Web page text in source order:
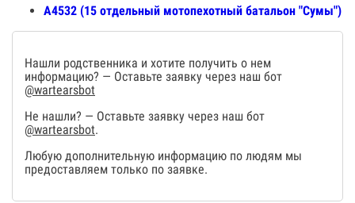
А4532 (15 отдельный мотопехотный батальон "Сумы")
Нашли родственника и хотите получить о нем
информацию? — Оставьте заявку через наш бот
@wartearsbot
Не нашли? — Оставьте заявку через наш бот
@wartearsbot.
Любую дополнительную информацию по людям мы
предоставляем только по заявке.